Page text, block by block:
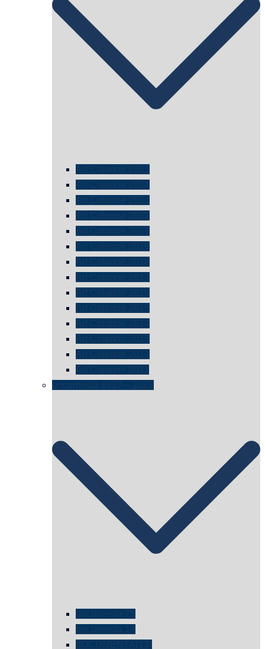
Art Cologne 2025
Art Cologne 2024
Art Cologne 2023
Art Cologne 2022
Art Cologne 2021
Art Cologne 2019
Art Cologne 2018
Art Cologne 2017
Art Cologne 2016
Art Cologne 2015
Art Cologne 2014
Art Cologne 2013
Art Cologne 2012
Art Cologne 2011
documenta 1987 – 2022
documenta 15
documenta 14
dOCUMENTA(13)